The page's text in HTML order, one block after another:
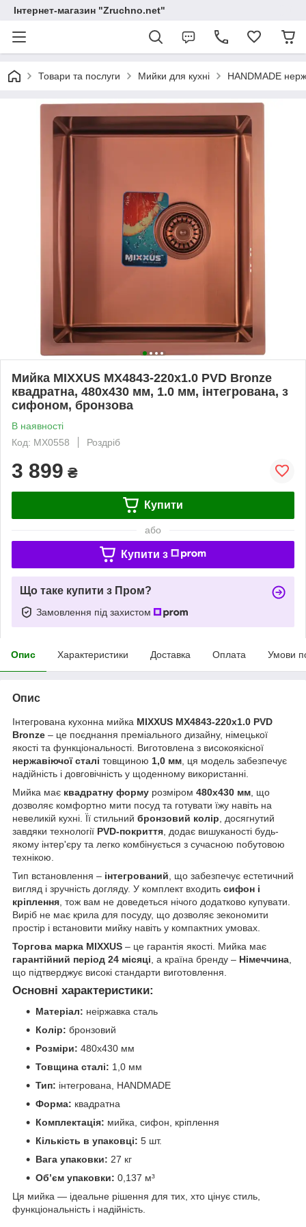
Інтернет-магазин "Zruchno.net"
Товари та послуги Мийки для кухні HANDMADE
Мийка MIXXUS MX4843-220x1.0 PVD Bronze
квадратна, 480х430 мм, 1.0 мм, інтегрована, з
сифоном, бронзова
В наявності
Код: MX0558
Роздріб
3 899 ₴
Купити
або
Купити з
Що таке купити з Пром?
Замовлення під захистом
Опис Характеристики Доставка Оплата Умови
Опис
Інтегрована кухонна мийка MIXXUS MX4843-220x1.0 PVD
Bronze – це поєднання преміального дизайну, німецької
якості та функціональності. Виготовлена з високоякісної
нержавіючої сталі товщиною 1,0 мм , ця модель забезпечує
надійність і довговічність у щоденному використанні.
Мийка має квадратну форму розміром 480х430 мм , що
дозволяє комфортно мити посуд та готувати їжу навіть на
невеликій кухні. Її стильний бронзовий колір , досягнутий
завдяки технології PVD-покриття , додає вишуканості будь-
якому інтер'єру та легко комбінується з сучасною побутовою
технікою.
Тип встановлення – інтегрований , що забезпечує естетичний
вигляд і зручність догляду. У комплект входить сифон і
кріплення , тож вам не доведеться нічого додатково купувати.
Виріб не має крила для посуду, що дозволяє зекономити
простір і встановити мийку навіть у компактних умовах.
Торгова марка MIXXUS – це гарантія якості. Мийка має
гарантійний період 24 місяці , а країна бренду – Німеччина
що підтверджує високі стандарти виготовлення.
Основні характеристики:
Матеріал: неіржавка сталь
Колір: бронзовий
Розміри: 480x430 мм
Товщина сталі: 1,0 мм
Тип: інтегрована, HANDMADE
Форма: квадратна
Комплектація: мийка, сифон, кріплення
Кількість в упаковці: 5 шт.
Вага упаковки: 27 кг
Об’єм упаковки: 0,137 м³
Ця мийка — ідеальне рішення для тих, хто цінує стиль,
функціональність і надійність.